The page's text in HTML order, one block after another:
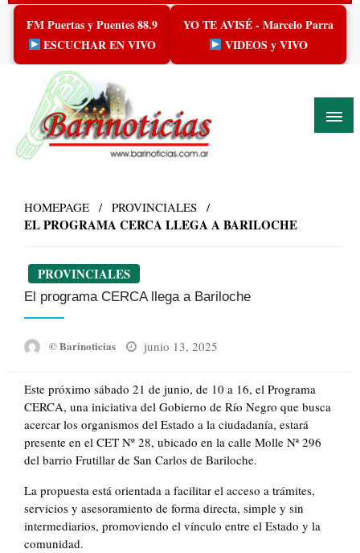
Skip
content
FM Puertas y Puentes 88.9
ESCUCHAR EN VIVO
YO TE AVISÉ - Marcelo Parra
VIDEOS y VIVO
HOMEPAGE PROVINCIALES
EL PROGRAMA CERCA LLEGA A BARILOCHE
PROVINCIALES
El programa CERCA llega a Bariloche
© Barinoticias
Posted
junio 13, 2025
Este próximo sábado 21 de junio, de 10 a 16, el Programa
CERCA, una iniciativa del Gobierno de Río Negro que busca
acercar los organismos del Estado a la ciudadanía, estará
presente en el CET Nº 28, ubicado en la calle Molle Nª 296
del barrio Frutillar de San Carlos de Bariloche.
La propuesta está orientada a facilitar el acceso a trámites,
servicios y asesoramiento de forma directa, simple y sin
intermediarios, promoviendo el vínculo entre el Estado y la
comunidad.